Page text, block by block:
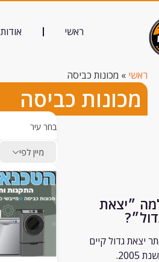
ראשי אודות
ראשי » מכונות כביסה
מכונות כביסה
״יצאת
יצאת גדול קיים
2005.
בחר עיר
מיין לפי